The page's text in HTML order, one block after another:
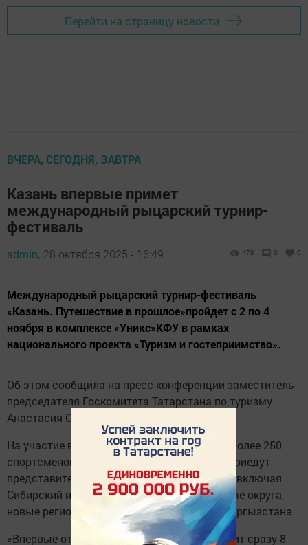
Перейти на страницу новости
ВЧЕРА, СЕГОДНЯ, ЗАВТРА
Казань впервые примет
международный рыцарский турнир-
фестиваль
admin, 28 октября 2025 - 16:49 478 0 0
Международный рыцарский турнир-фестиваль
«Казань. Путешествие в прошлое»пройдет с 2 по 4
ноября в комплексе «Уникс»КФУ в рамках
национального проекта «Туризм и гостеприимство».
Об этом сообщила на пресс-конференции заместитель
председателя Госкомитета Татарстана по туризму
Анастасия Софьина.
На участие в турнире зарегистрировалось более 250
спортсменов, среди них взрослые и дети. Приедут
представители из разных регионов России, включая
Сибирский и Дальневосточный федеральные округа,
новые регионы, а также из Казахстана и Кыргызстана.
«Впервые от Республики Татарстан выступит сразу 8